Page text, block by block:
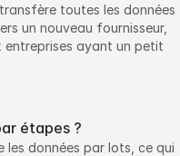
toutes les données
un nouveau fournisseur,
entreprises ayant un petit
étapes ?
les données par lots, ce qui